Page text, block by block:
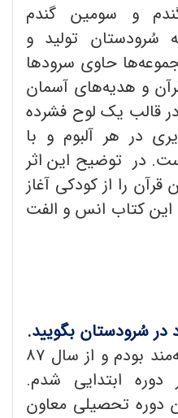
و سومین گندم
سُرودستان تولید و
حاوی سرودها
و هدیه‌های آسمان
قالب یک لوح فشرده
در هر آلبوم و با
در توضیح این اثر
را از کودکی آغاز
این کتاب انس و الفت
در سُرودستان بگویید.
من به حرفه آموزش علاقه‌مند بودم و از سال ۸۷
ابتدایی شدم.
دوره تحصیلی معاون